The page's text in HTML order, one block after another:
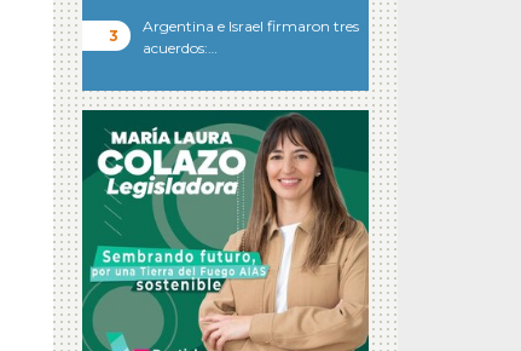
Argentina e Israel firmaron tres
acuerdos:…